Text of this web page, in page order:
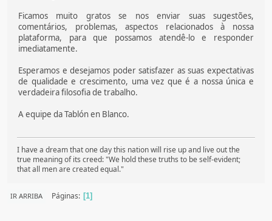
Ficamos muito gratos se nos enviar suas sugestões,
comentários, problemas, aspectos relacionados à nossa
plataforma, para que possamos atendê-lo e responder
imediatamente.
Esperamos e desejamos poder satisfazer as suas expectativas
de qualidade e crescimento, uma vez que é a nossa única e
verdadeira filosofia de trabalho.
A equipe da Tablón en Blanco.
I have a dream that one day this nation will rise up and live out the
true meaning of its creed: "We hold these truths to be self-evident;
that all men are created equal."
IR ARRIBA Páginas 1